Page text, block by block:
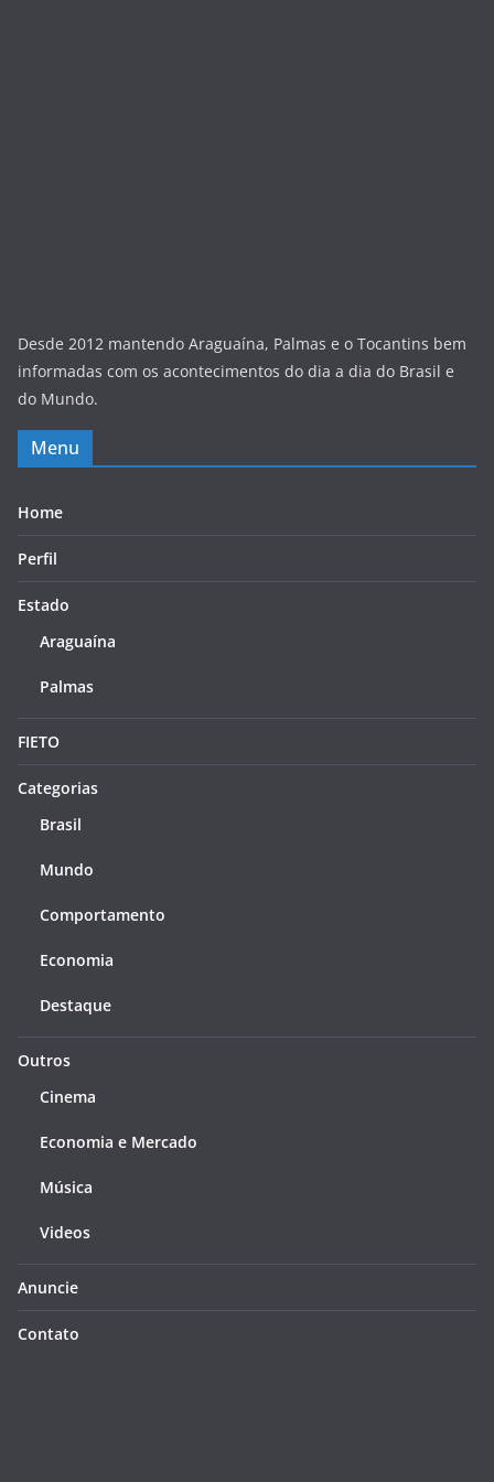
Desde 2012 mantendo Araguaína, Palmas e o Tocantins bem
informadas com os acontecimentos do dia a dia do Brasil e
do Mundo.
Menu
Home
Perfil
Estado
Araguaína
Palmas
FIETO
Categorias
Brasil
Mundo
Comportamento
Economia
Destaque
Outros
Cinema
Economia e Mercado
Música
Videos
Anuncie
Contato